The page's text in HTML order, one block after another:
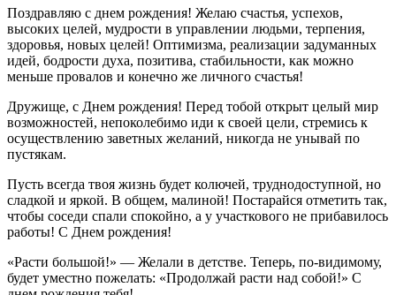
Поздравляю с днем рождения! Желаю счастья, успехов,
высоких целей, мудрости в управлении людьми, терпения,
здоровья, новых целей! Оптимизма, реализации задуманных
идей, бодрости духа, позитива, стабильности, как можно
меньше провалов и конечно же личного счастья!
Дружище, с Днем рождения! Перед тобой открыт целый мир
возможностей, непоколебимо иди к своей цели, стремись к
осуществлению заветных желаний, никогда не унывай по
пустякам.
Пусть всегда твоя жизнь будет колючей, труднодоступной, но
сладкой и яркой. В общем, малиной! Постарайся отметить так,
чтобы соседи спали спокойно, а у участкового не прибавилось
работы! С Днем рождения!
«Расти большой!» — Желали в детстве. Теперь, по-видимому,
будет уместно пожелать: «Продолжай расти над собой!» С